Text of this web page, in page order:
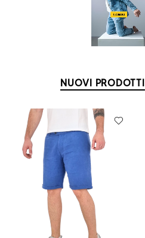
NUOVI PRODOTTI